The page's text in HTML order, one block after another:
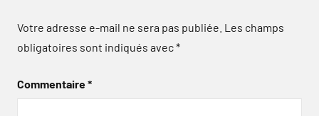
Votre adresse e-mail ne sera pas publiée. Les champs
obligatoires sont indiqués avec*
Commentaire*